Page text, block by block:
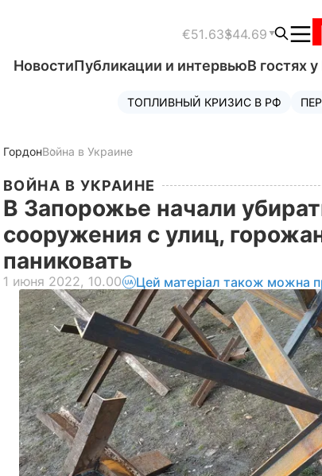
€51.63$44.69
НовостиПубликации и интервьюВ гостях
ТОПЛИВНЫЙ КРИЗИС В РФ
ГордонВойна в Украине
ВОЙНА В УКРАИНЕ
В Запорожье начали
сооружения с улиц,
паниковать
1 июня 2022, 10.00 Цей матеріал також можна